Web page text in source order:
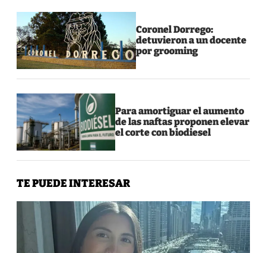
Coronel Dorrego:
detuvieron a un docente
por grooming
Para amortiguar el aumento
de las naftas proponen elevar
el corte con biodiesel
TE PUEDE INTERESAR